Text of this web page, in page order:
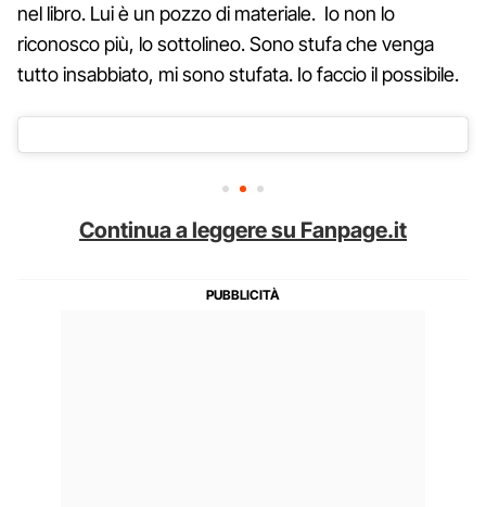
nel libro. Lui è un pozzo di materiale. Io non lo
riconosco più, lo sottolineo. Sono stufa che venga
tutto insabbiato, mi sono stufata. Io faccio il possibile.
Continua a leggere su Fanpage.it